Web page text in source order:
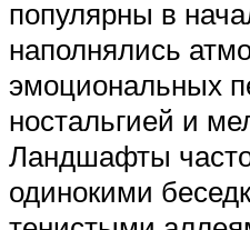
популярны в
наполнялись
эмоциональных
ностальгией и
Ландшафты
одинокими